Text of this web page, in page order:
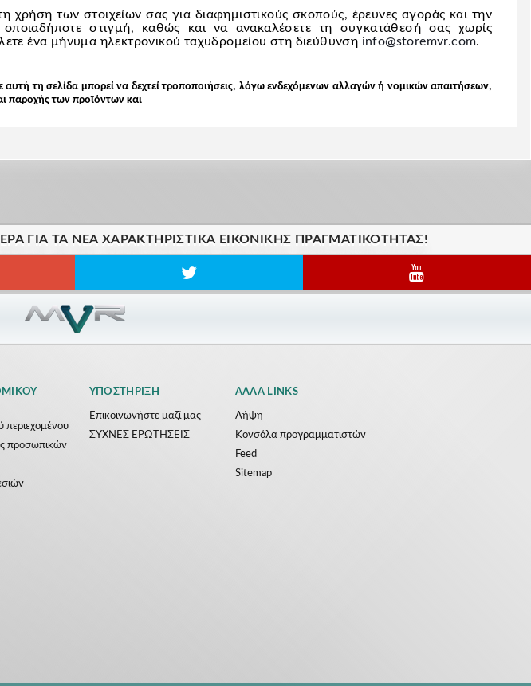
χρήση των στοιχείων σας για διαφημιστικούς σκοπούς, έρευνες αγοράς και την
στιγμή, καθώς και να ανακαλέσετε τη συγκατάθεσή σας χωρίς
ένα μήνυμα ηλεκτρονικού ταχυδρομείου στη διεύθυνση info@storemvr.com.
τη σελίδα μπορεί να δεχτεί τροποποιήσεις, λόγω ενδεχόμενων αλλαγών ή νομικών απαιτήσεων,
παροχής των προϊόντων και
ΓΙΑ ΤΑ ΝΈΑ ΧΑΡΑΚΤΗΡΙΣΤΙΚΆ ΕΙΚΟΝΙΚΗΣ ΠΡΑΓΜΑΤΙΚΟΤΗΤΑΣ!
περιεχομένου
προσωπικών
ΥΠΟΣΤΉΡΙΞΗ
Επικοινωνήστε μαζί μας
ΣΥΧΝΕΣ ΕΡΩΤΗΣΕΙΣ
ΆΛΛΑ LINKS
Λήψη
Κονσόλα προγραμματιστών
Feed
Sitemap